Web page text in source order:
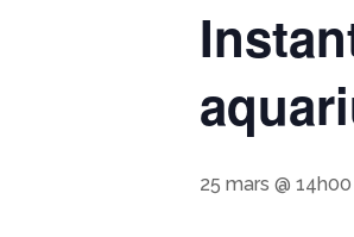
25 mars @ 14h00